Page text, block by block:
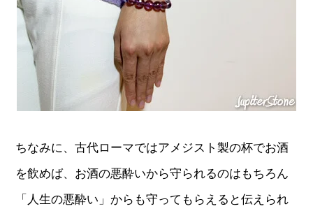
ちなみに、古代ローマではアメジスト製の杯でお酒
を飲めば、お酒の悪酔いから守られるのはもちろん
「人生の悪酔い」からも守ってもらえると伝えられ